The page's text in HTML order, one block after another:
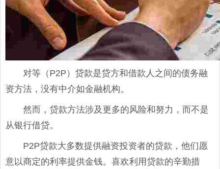
对等（P2P）贷款是贷方和借款人之间的债务融
资方法，没有中介如金融机构。
然而，贷款方法涉及更多的风险和努力，而不是
从银行借贷。
P2P贷款大多数提供融资投资者的贷款，他们愿
意以商定的利率提供金钱。喜欢利用贷款的辛勤措